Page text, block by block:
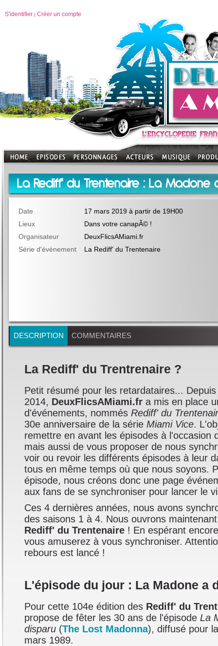
S'identifier | Créer un compte
La Rediff' du Trentenaire : La Madone
Date
17 mars 2019 à partir de 19H00
Lieux
Dans votre canapÃ© !
Organisateur
DeuxFlicsAMiami.fr
Série d'évènement
La Rediff' du Trentenaire
DESCRIPTION COMMENTAIRES
La Rediff' du Trentrenaire ?
Petit résumé pour les retardataires... Depuis
2014, DeuxFlicsAMiami.fr a mis en place
d'événements, nommés Rediff' du
30e anniversaire de la série Miami Vice.
remettre en avant les épisodes à l'occasion
mais aussi de vous proposer de nous
voir ou revoir les différents épisodes à leur
tous en même temps où que nous soyons.
épisode, nous créons donc une page
aux fans de se synchroniser pour lancer le
Ces 4 dernières années, nous avons
des saisons 1 à 4. Nous ouvrons
Rediff' du Trentenaire ! En espérant
vous amuserez à vous synchroniser.
rebours est lancé !
L'épisode du jour : La Madone a
Pour cette 104e édition des Rediff' du
propose de fêter les 30 ans de l'épisode La
disparu (The Lost Madonna), diffusé pour
mars 1989.